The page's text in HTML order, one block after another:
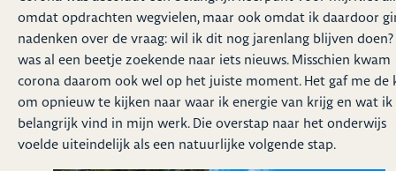
omdat opdrachten wegvielen, maar ook omdat ik daardoor
nadenken over de vraag: wil ik dit nog jarenlang blijven doen?
was al een beetje zoekende naar iets nieuws. Misschien kwam
corona daarom ook wel op het juiste moment. Het gaf me de
om opnieuw te kijken naar waar ik energie van krijg en wat ik
belangrijk vind in mijn werk. Die overstap naar het onderwijs
voelde uiteindelijk als een natuurlijke volgende stap.